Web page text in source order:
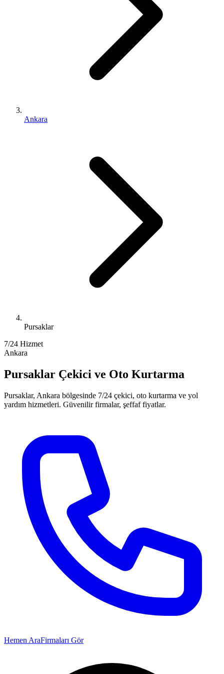
Ankara
Pursaklar
7/24 Hizmet
Ankara
Pursaklar Çekici ve Oto Kurtarma
Pursaklar, Ankara bölgesinde 7/24 çekici, oto kurtarma ve yol
yardım hizmetleri. Güvenilir firmalar, şeffaf fiyatlar.
Hemen AraFirmaları Gör